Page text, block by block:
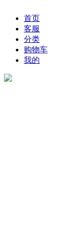
首页
客服
分类
购物车
我的